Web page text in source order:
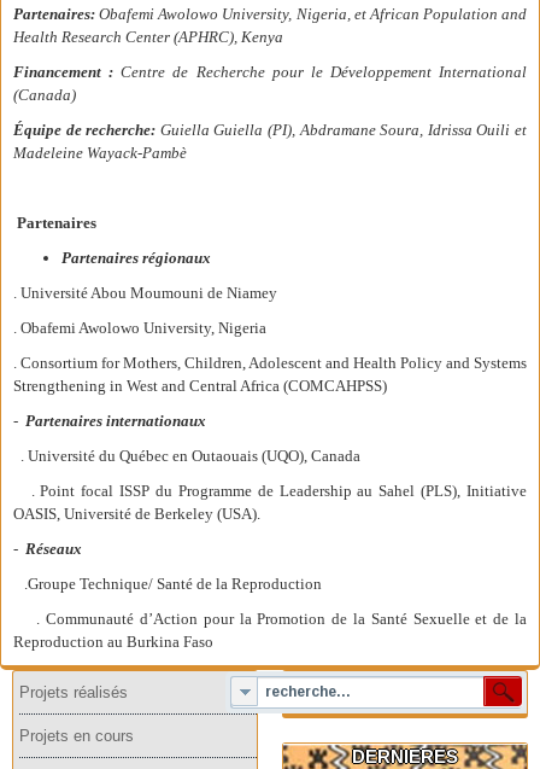
Partenaires: Obafemi Awolowo University, Nigeria, et African Population and
Health Research Center (APHRC), Kenya
Financement : Centre de Recherche pour le Développement International
(Canada)
Équipe de recherche: Guiella Guiella (PI), Abdramane Soura, Idrissa Ouili et
Madeleine Wayack-Pambè
Partenaires
Partenaires régionaux
. Université Abou Moumouni de Niamey
. Obafemi Awolowo University, Nigeria
. Consortium for Mothers, Children, Adolescent and Health Policy and Systems
Strengthening in West and Central Africa (COMCAHPSS)
- Partenaires internationaux
. Université du Québec en Outaouais (UQO), Canada
. Point focal ISSP du Programme de Leadership au Sahel (PLS), Initiative
OASIS, Université de Berkeley (USA).
- Réseaux
.Groupe Technique/ Santé de la Reproduction
. Communauté d’Action pour la Promotion de la Santé Sexuelle et de la
Reproduction au Burkina Faso
Projets réalisés
Projets en cours
DERNIERES